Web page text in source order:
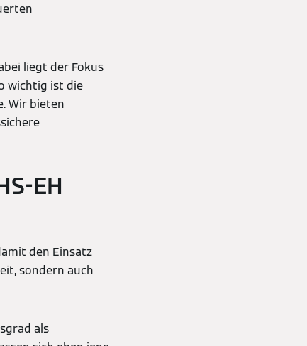
liegt der Fokus
wichtig ist die
Wir bieten
EH
den Einsatz
sondern auch
als